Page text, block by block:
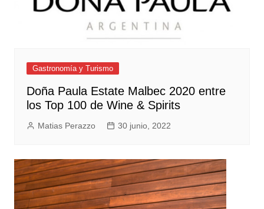
Gastronomía y Turismo
Doña Paula Estate Malbec 2020 entre
los Top 100 de Wine & Spirits
Matias Perazzo 30 junio, 2022